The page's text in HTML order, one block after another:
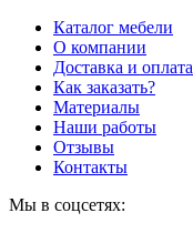
Каталог мебели
О компании
Доставка и оплата
Как заказать?
Материалы
Наши работы
Отзывы
Контакты
Мы в соцсетях: